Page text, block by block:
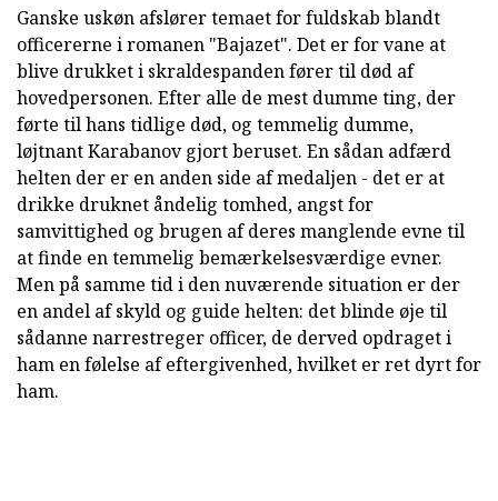
Ganske uskøn afslører temaet for fuldskab blandt
officererne i romanen "Bajazet". Det er for vane at
blive drukket i skraldespanden fører til død af
hovedpersonen. Efter alle de mest dumme ting, der
førte til hans tidlige død, og temmelig dumme,
løjtnant Karabanov gjort beruset. En sådan adfærd
helten der er en anden side af medaljen - det er at
drikke druknet åndelig tomhed, angst for
samvittighed og brugen af deres manglende evne til
at finde en temmelig bemærkelsesværdige evner.
Men på samme tid i den nuværende situation er der
en andel af skyld og guide helten: det blinde øje til
sådanne narrestreger officer, de derved opdraget i
ham en følelse af eftergivenhed, hvilket er ret dyrt for
ham.